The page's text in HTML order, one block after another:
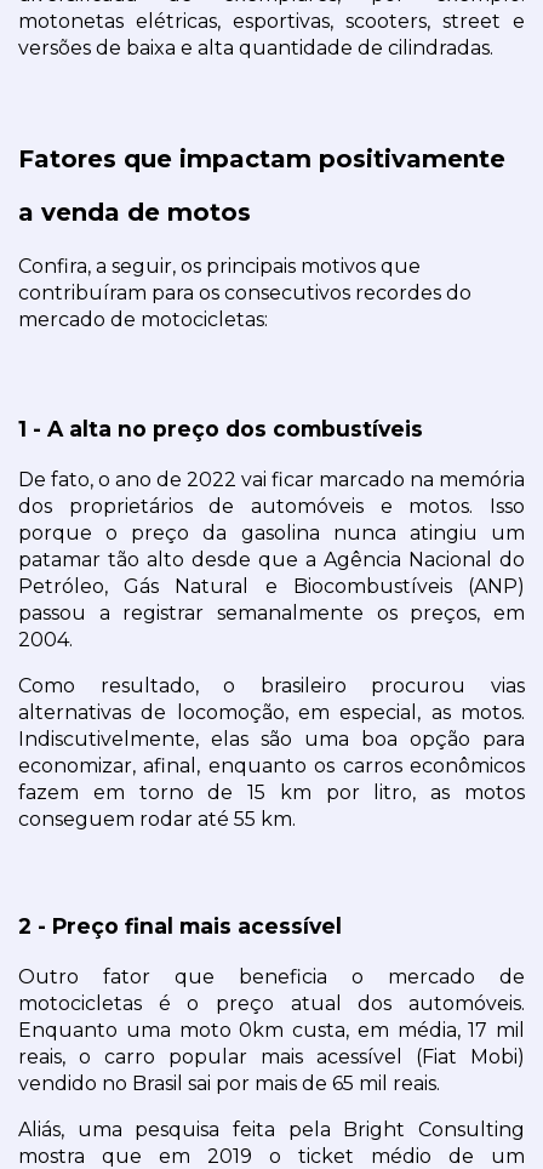
motonetas elétricas, esportivas, scooters, street e
versões de baixa e alta quantidade de cilindradas.
Fatores que impactam positivamente
a venda de motos
Confira, a seguir, os principais motivos que
contribuíram para os consecutivos recordes do
mercado de motocicletas:
1 - A alta no preço dos combustíveis
De fato, o ano de 2022 vai ficar marcado na memória
dos proprietários de automóveis e motos. Isso
porque o preço da gasolina nunca atingiu um
patamar tão alto desde que a Agência Nacional do
Petróleo, Gás Natural e Biocombustíveis (ANP)
passou a registrar semanalmente os preços, em
2004.
Como resultado, o brasileiro procurou vias
alternativas de locomoção, em especial, as motos.
Indiscutivelmente, elas são uma boa opção para
economizar, afinal, enquanto os carros econômicos
fazem em torno de 15 km por litro, as motos
conseguem rodar até 55 km.
2 - Preço final mais acessível
Outro fator que beneficia o mercado de
motocicletas é o preço atual dos automóveis.
Enquanto uma moto 0km custa, em média, 17 mil
reais, o carro popular mais acessível (Fiat Mobi)
vendido no Brasil sai por mais de 65 mil reais.
Aliás, uma pesquisa feita pela Bright Consulting
mostra que em 2019 o ticket médio de um